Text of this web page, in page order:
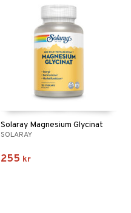
Solaray Magnesium Glycinat
SOLARAY
255 kr